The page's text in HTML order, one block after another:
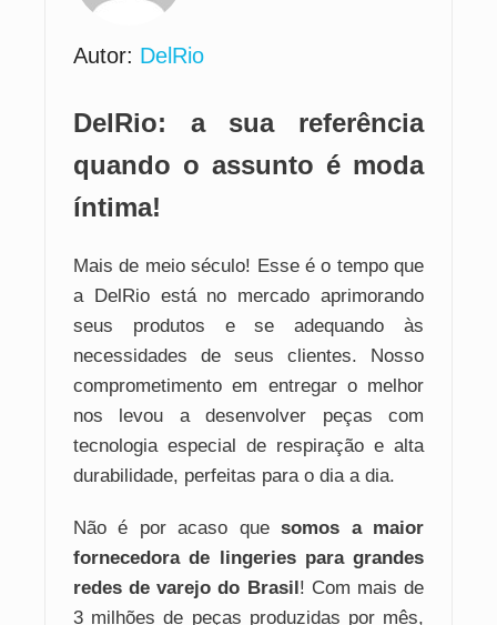
Autor: DelRio
DelRio: a sua referência
quando o assunto é moda
íntima!
Mais de meio século! Esse é o tempo que
a DelRio está no mercado aprimorando
seus produtos e se adequando às
necessidades de seus clientes. Nosso
comprometimento em entregar o melhor
nos levou a desenvolver peças com
tecnologia especial de respiração e alta
durabilidade, perfeitas para o dia a dia.
Não é por acaso quesomos a maior
fornecedora de lingeries para grandes
redes de varejo do Brasil ! Com mais de
3 milhões de peças produzidas por mês,